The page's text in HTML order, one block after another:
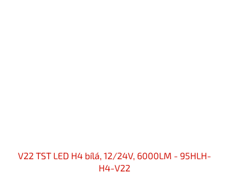
V22 TST LED H4 bílá, 12/24V, 6000LM - 95HLH-
H4-V22